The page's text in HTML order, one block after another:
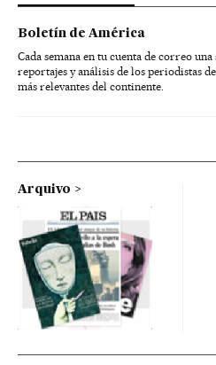
Boletín de América
Cada semana en tu cuenta de correo
reportajes y análisis de los periodistas
más relevantes del continente.
Arquivo